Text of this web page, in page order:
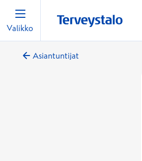
Valikko
Asiantuntijat